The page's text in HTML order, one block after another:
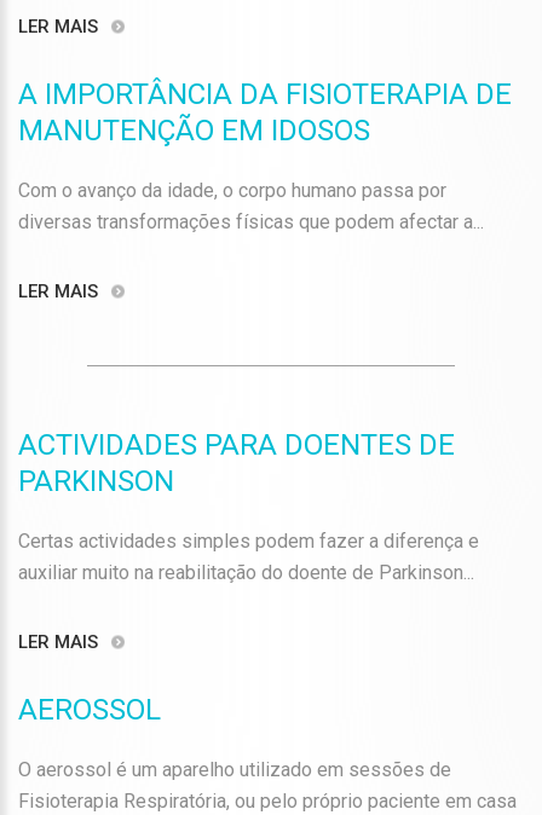
LER MAIS
A IMPORTÂNCIA DA FISIOTERAPIA DE
MANUTENÇÃO EM IDOSOS
Com o avanço da idade, o corpo humano passa por
diversas transformações físicas que podem afectar a...
LER MAIS
ACTIVIDADES PARA DOENTES DE
PARKINSON
Certas actividades simples podem fazer a diferença e
auxiliar muito na reabilitação do doente de Parkinson...
LER MAIS
AEROSSOL
O aerossol é um aparelho utilizado em sessões de
Fisioterapia Respiratória, ou pelo próprio paciente em casa